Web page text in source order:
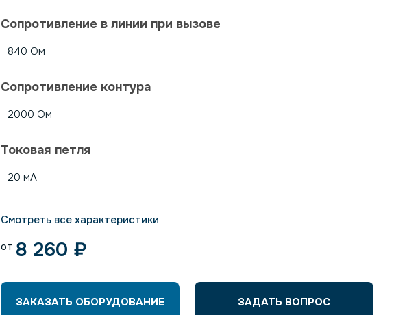
Сопротивление в линии при вызове
840 Ом
Сопротивление контура
2000 Ом
Токовая петля
20 мА
Смотреть все характеристики
от 8 260 ₽
ЗАКАЗАТЬ ОБОРУДОВАНИЕ ЗАДАТЬ ВОПРОС